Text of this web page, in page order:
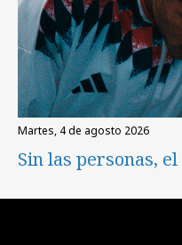
martes, 4 de agosto 2026
Sin las personas,